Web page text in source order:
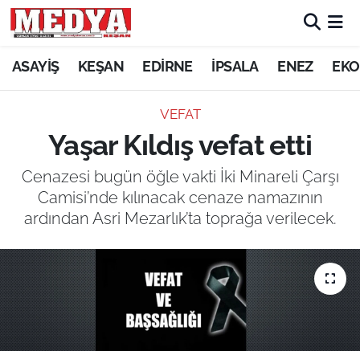
ASAYİŞ KEŞAN EDİRNE İPSALA ENEZ
VEFAT
Yaşar Kıldış vefat etti
Cenazesi bugün öğle vakti İki Minareli Çarşı
Camisi’nde kılınacak cenaze namazının
ardından Asri Mezarlık’ta toprağa verilecek.
KEŞAN
ASAYİŞ
SİYASET
GÜNDEM
EKONOMİ
SAĞLIK
EĞİTİM